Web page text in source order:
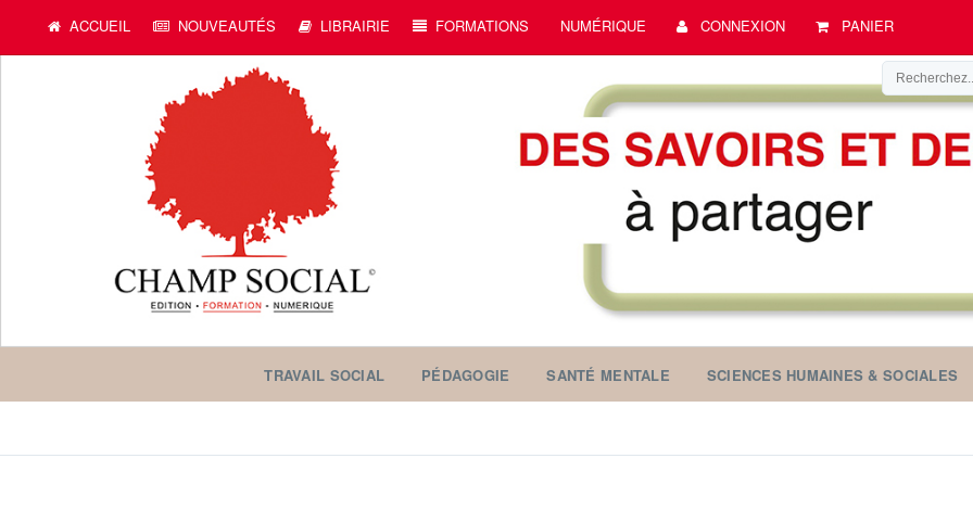
ACCUEIL NOUVEAUTÉS LIBRAIRIE FORMATIONS NUMÉRIQUE CONNEXION PANIER
TRAVAIL SOCIAL PÉDAGOGIE SANTÉ MENTALE SCIENCES HUMAINES & SOCIALES